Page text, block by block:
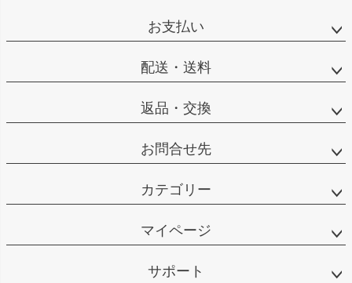
お支払い
配送・送料
返品・交換
お問合せ先
カテゴリー
マイページ
サポート